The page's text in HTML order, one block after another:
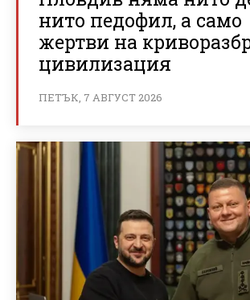
нито педофил, а само
жертви на
цивилизация
ПЕТЪК, 7 АВГУСТ 2026